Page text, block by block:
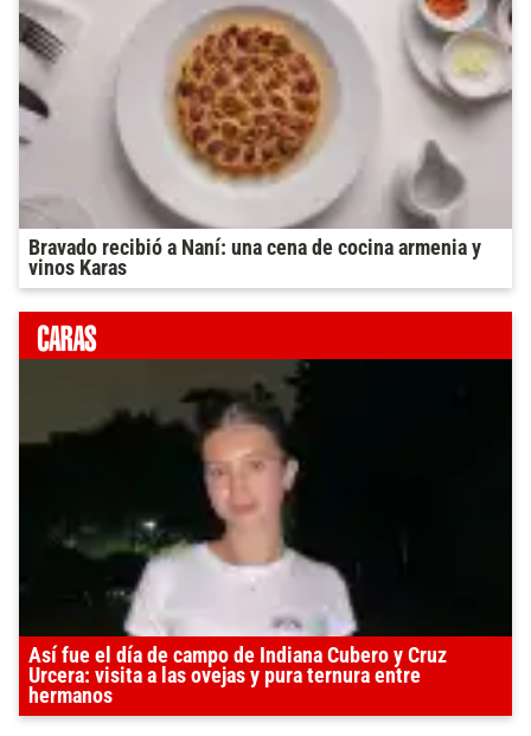
Bravado recibió a Naní: una cena de cocina armenia y
vinos Karas
Así fue el día de campo de Indiana Cubero y Cruz
Urcera: visita a las ovejas y pura ternura entre
hermanos